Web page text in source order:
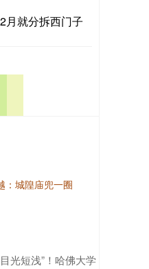
月就分拆西门子
：城隍庙兜一圈
光短浅”！哈佛大学